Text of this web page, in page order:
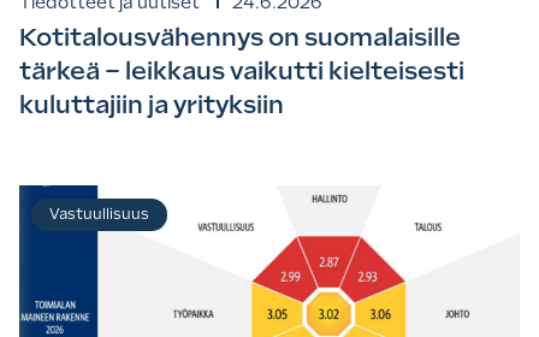
Kotitalousvähennys on suomalaisille
tärkeä – leikkaus vaikutti kielteisesti
kuluttajiin ja yrityksiin
Vastuullisuus